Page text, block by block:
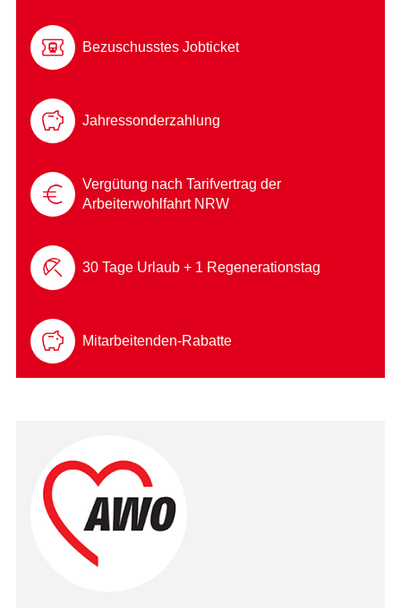
Bezuschusstes Jobticket
Jahressonderzahlung
Vergütung nach Tarifvertrag der
Arbeiterwohlfahrt NRW
30 Tage Urlaub + 1 Regenerationstag
Mitarbeitenden-Rabatte